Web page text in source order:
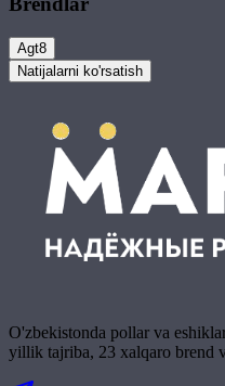
Agt8
Natijalarni ko'rsatish
O'zbekistonda pollar va
yillik tajriba, 23 xalqaro brend